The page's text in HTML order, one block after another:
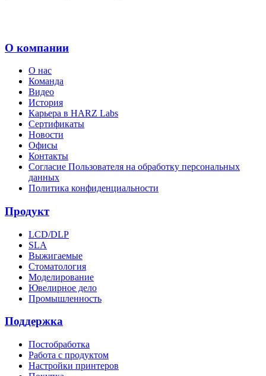
О компании
О нас
Команда
Видео
История
Карьера в HARZ Labs
Сертификаты
Новости
Офисы
Контакты
Согласие Пользователя на обработку персональных
данных
Политика конфиденциальности
Продукт
LCD/DLP
SLA
Выжигаемые
Стоматология
Моделирование
Ювелирное дело
Промышленность
Поддержка
Постобработка
Работа с продуктом
Настройки принтеров